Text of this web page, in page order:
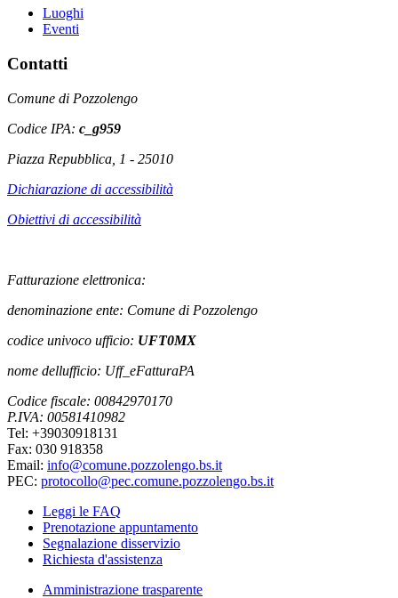
Luoghi
Eventi
Contatti
Comune di Pozzolengo
Codice IPA: c_g959
Piazza Repubblica, 1 - 25010
Dichiarazione di accessibilità
Obiettivi di accessibilità
Fatturazione elettronica:
denominazione ente: Comune di Pozzolengo
codice univoco ufficio: UFT0MX
nome dellufficio: Uff_eFatturaPA
Codice fiscale: 00842970170
P.IVA: 00581410982
Tel: +39030918131
Fax: 030 918358
Email: info@comune.pozzolengo.bs.it
PEC: protocollo@pec.comune.pozzolengo.bs.it
Leggi le FAQ
Prenotazione appuntamento
Segnalazione disservizio
Richiesta d'assistenza
Amministrazione trasparente